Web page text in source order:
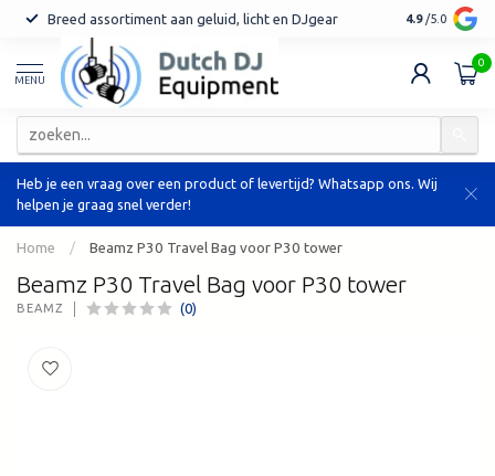
Breed assortiment aan geluid, licht en DJgear Tot 7 jaar
4.9 /5.0
MENU
0
Heb je een vraag over een product of levertijd? Whatsapp ons. Wij
helpen je graag snel verder!
Home / Beamz P30 Travel Bag voor P30 tower
Beamz P30 Travel Bag voor P30 tower
BEAMZ (0)